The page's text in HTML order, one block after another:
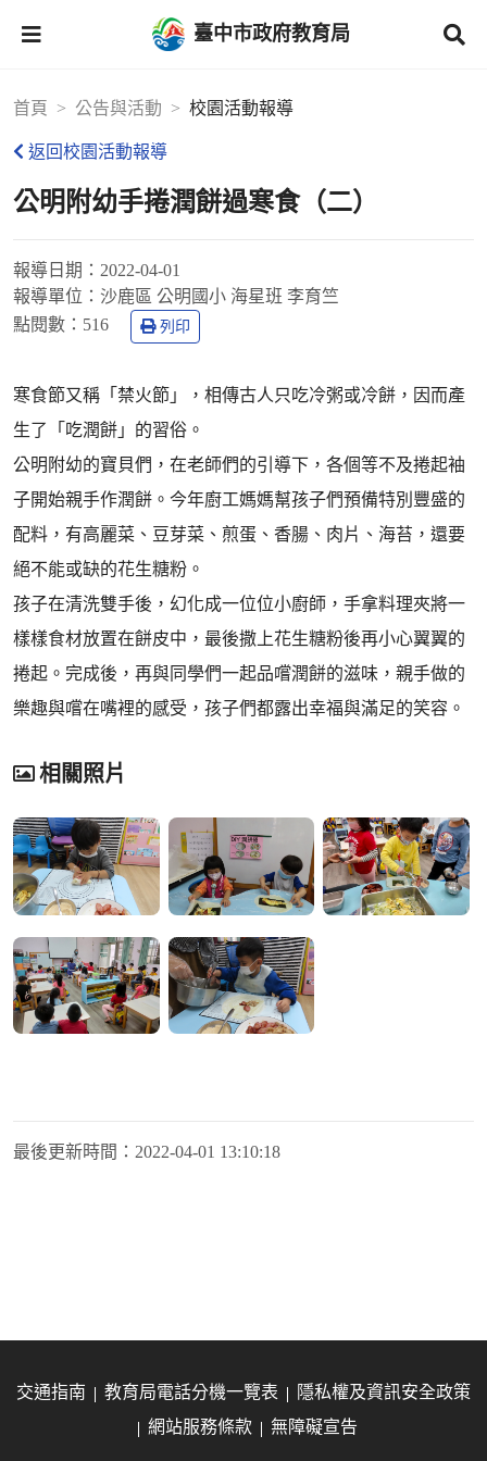
臺中市政府教育局
首頁 公告與活動 校園活動報導
返回校園活動報導
公明附幼手捲潤餅過寒食（二）
報導日期： 2022-04-01
報導單位： 沙鹿區 公明國小 海星班 李育竺
點閱數： 516 列印
寒食節又稱「禁火節」，相傳古人只吃冷粥或冷餅，因而產
生了「吃潤餅」的習俗。
公明附幼的寶貝們，在老師們的引導下，各個等不及捲起袖
子開始親手作潤餅。今年廚工媽媽幫孩子們預備特別豐盛的
配料，有高麗菜、豆芽菜、煎蛋、香腸、肉片、海苔，還要
絕不能或缺的花生糖粉。
孩子在清洗雙手後，幻化成一位位小廚師，手拿料理夾將一
樣樣食材放置在餅皮中，最後撒上花生糖粉後再小心翼翼的
捲起。完成後，再與同學們一起品嚐潤餅的滋味，親手做的
樂趣與嚐在嘴裡的感受，孩子們都露出幸福與滿足的笑容。
相關照片
最後更新時間： 2022-04-01 13:10:18
交通指南 教育局電話分機一覽表
隱私權及資訊安全政策
網站服務條款
無障礙宣告